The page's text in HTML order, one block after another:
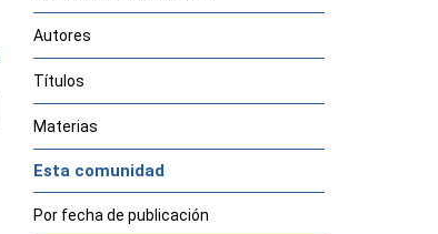
Autores
Títulos
Materias
Esta comunidad
Por fecha de publicación